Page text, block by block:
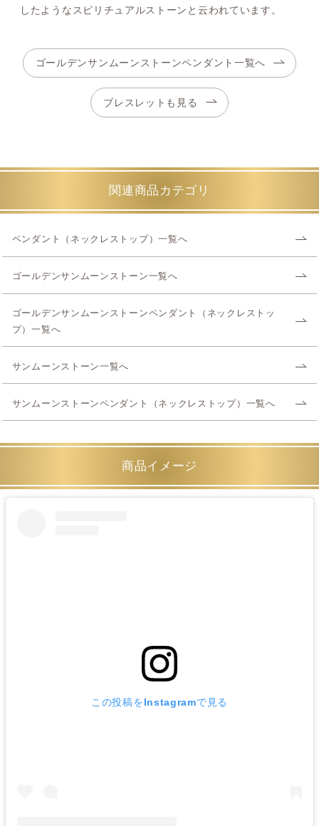
したようなスピリチュアルストーンと云われています。
ゴールデンサンムーンストーンペンダント一覧へ
ブレスレットも見る
関連商品カテゴリ
ペンダント（ネックレストップ）一覧へ
ゴールデンサンムーンストーン一覧へ
ゴールデンサンムーンストーンペンダント（ネックレストッ
プ）一覧へ
サンムーンストーン一覧へ
サンムーンストーンペンダント（ネックレストップ）一覧へ
商品イメージ
この投稿をInstagramで見る